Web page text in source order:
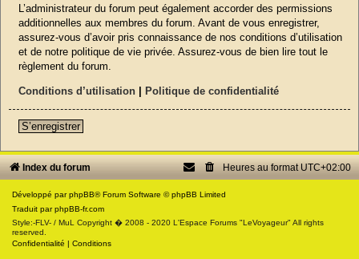
L’administrateur du forum peut également accorder des permissions
additionnelles aux membres du forum. Avant de vous enregistrer,
assurez-vous d’avoir pris connaissance de nos conditions d’utilisation
et de notre politique de vie privée. Assurez-vous de bien lire tout le
règlement du forum.
Conditions d’utilisation Politique de confidentialité
S’enregistrer
Index du forum Heures au format UTC+02:00
Développé parphpBB® Forum Software © phpBB Limited
Traduit parphpBB-fr.com
Style:-FLV- / MuL Copyright � 2008 - 2020 L'Espace Forums "LeVoyageur" All rights
reserved.
Confidentialité
Conditions